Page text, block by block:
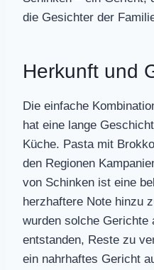
die Gesichter der
Herkunft und
Die einfache
hat eine lange
Küche. Pasta mit
den Regionen
von Schinken ist eine
herzhaftere Note hinzu
wurden solche Gerichte
entstanden, Reste zu
ein nahrhaftes Gericht